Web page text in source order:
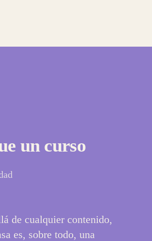
un curso
de cualquier contenido,
es, sobre todo, una